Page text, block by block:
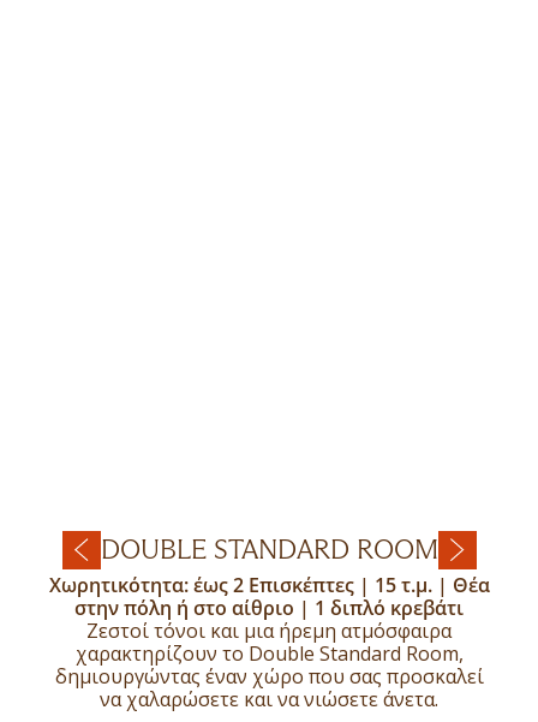
DOUBLE STANDARD ROOM
Χωρητικότητα: έως 2 Επισκέπτες | 15 τ.μ. | Θέα
στην πόλη ή στο αίθριο | 1 διπλό κρεβάτι
Ζεστοί τόνοι και μια ήρεμη ατμόσφαιρα
χαρακτηρίζουν το Double Standard Room,
δημιουργώντας έναν χώρο που σας προσκαλεί
να χαλαρώσετε και να νιώσετε άνετα.
TWIN STANDARD ROOM
Χωρητικότητα: έως 2 Επισκέπτες | 15 τ.μ. | Θέα
στο αίθριο | 2 Μονά κρεβάτια
Το Twin Standard Room προσφέρει έναν
φωτεινό και οικείο χώρο, σχεδιασμένο για
απόλυτη χαλάρωση.
SUITE WITH BALCONY
Χωρητικότητα: έως 2 Επισκέπτες | 25 τ.μ. | Θέα
στην Πόλη | 1 Κρεβάτι King
Ξυπνήστε με απρόσκοπτη θέα στην πόλη και
αφεθείτε σε μια ατμόσφαιρα γαλήνης που σας
προσκαλεί να χαλαρώσετε και να ανανεωθείτε.